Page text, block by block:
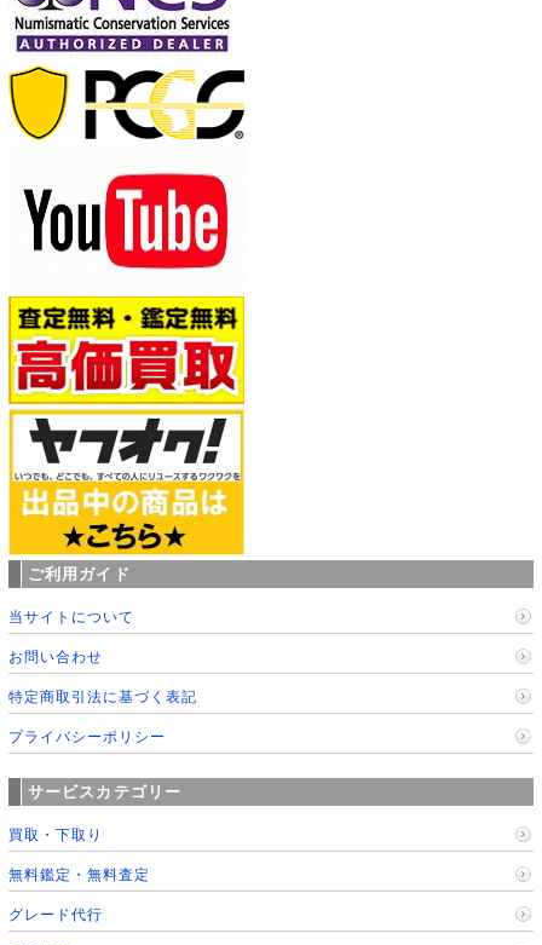
ご利用ガイド
当サイトについて
お問い合わせ
特定商取引法に基づく表記
プライバシーポリシー
サービスカテゴリー
買取・下取り
無料鑑定・無料査定
グレード代行